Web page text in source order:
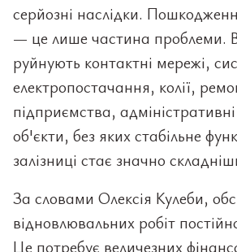
серйозні наслідки.
— це лише частина проблеми.
руйнують контактні мережі,
електропостачання, колії,
підприємства, адміністративні
об'єкти, без яких стабільне
залізниці стає значно
За словами Олексія Кулеби,
відновлювальних робіт
Це потребує величезних